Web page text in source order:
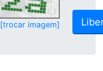
[trocar imagem]